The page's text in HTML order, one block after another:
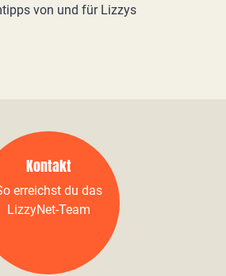
von und für Lizzys
Kontakt
erreichst du das
LizzyNet-Team